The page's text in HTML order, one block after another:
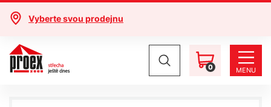
Vyberte svou prodejnu
0 MENU